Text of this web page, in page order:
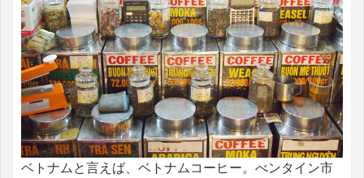
ベトナムと言えば、ベトナムコーヒー。べンタイン市